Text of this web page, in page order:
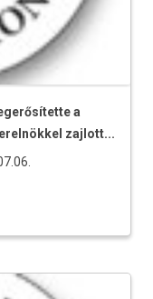
a
zajlott...